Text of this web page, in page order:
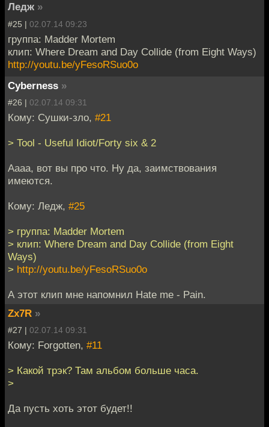
Ледж »
#25 | 02.07.14 09:23
группа: Madder Mortem
клип: Where Dream and Day Collide (from Eight Ways)
http://youtu.be/yFesoRSuo0o
Cyberness »
#26 | 02.07.14 09:31
Кому: Сушки-зло, #21
> Tool - Useful Idiot/Forty six & 2
Аааа, вот вы про что. Ну да, заимствования
имеются.
Кому: Ледж, #25
> группа: Madder Mortem
> клип: Where Dream and Day Collide (from Eight
Ways)
> http://youtu.be/yFesoRSuo0o
А этот клип мне напомнил Hate me - Pain.
Zx7R »
#27 | 02.07.14 09:31
Кому: Forgotten, #11
> Какой трэк? Там альбом больше часа.
>
Да пусть хоть этот будет!!